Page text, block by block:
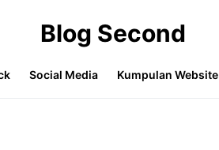
Blog Second
Social Media Kumpulan Website